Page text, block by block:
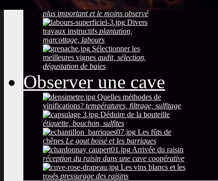
Taille de la vigne
plus important et le moins observé
Divers
travaux instructifs plantation,
marcottage, labours
Sélectionner les
meilleures vignes audit, sélection,
dégustation de baies
Observer une cave
Quelles méthodes de
vinifications? températures, filtrage, sulfitage
Déduire de la bouteille
étiquette, bouchon, sulfites
Les fûts de
chênes Le gout boisé et les barriques
Arrivée du raisin
réception du raisin dans une cave coopérative
Les vins blancs et les
rosés pressurage des raisins